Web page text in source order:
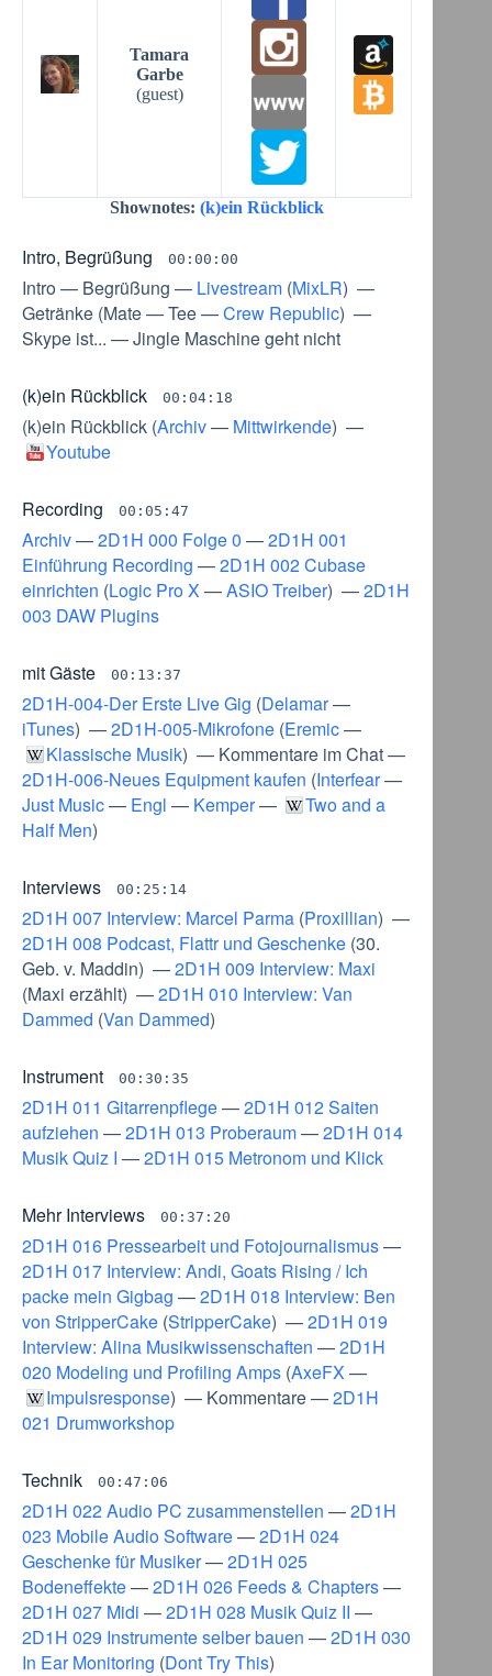
Tamara
Garbe
(guest)
Shownotes: (k)ein Rückblick
Intro, Begrüßung 00:00:00
Intro — Begrüßung — Livestream (MixLR) —
Getränke (Mate—Tee—Crew Republic) —
Skype ist... —Jingle Maschine geht nicht
(k)ein Rückblick 00:04:18
(k)ein Rückblick (Archiv— Mittwirkende) —
Youtube
Recording 00:05:47
Archiv—2D1H 000 Folge 0 —2D1H 001
Einführung Recording —2D1H 002 Cubase
einrichten (Logic Pro X —ASIO Treiber) —2D1H
003 DAW Plugins
mit Gäste 00:13:37
2D1H-004-Der Erste Live Gig (Delamar—
iTunes) —2D1H-005-Mikrofone (Eremic—
Klassische Musik) — Kommentare im Chat—
2D1H-006-Neues Equipment kaufen (Interfear—
Just Music— Engl — Kemper—
Two and a
Half Men)
Interviews 00:25:14
2D1H 007 Interview: Marcel Parma (Proxillian) —
2D1H 008 Podcast, Flattr und Geschenke (30.
Geb. v. Maddin) —2D1H 009 Interview: Maxi
(Maxi erzählt) —2D1H 010 Interview: Van
Dammed (Van Dammed)
Instrument 00:30:35
2D1H 011 Gitarrenpflege—2D1H 012 Saiten
aufziehen —2D1H 013 Proberaum—2D1H 014
Musik Quiz I —2D1H 015 Metronom und Klick
Mehr Interviews 00:37:20
2D1H 016 Pressearbeit und Fotojournalismus—
2D1H 017 Interview: Andi, Goats Rising / Ich
packe mein Gigbag —2D1H 018 Interview: Ben
von StripperCake (StripperCake) —2D1H 019
Interview: Alina Musikwissenschaften —2D1H
020 Modeling und Profiling Amps (AxeFX —
Impulsresponse) — Kommentare—2D1H
021 Drumworkshop
Technik 00:47:06
2D1H 022 Audio PC zusammenstellen —2D1H
023 Mobile Audio Software—2D1H 024
Geschenke für Musiker—2D1H 025
Bodeneffekte—2D1H 026 Feeds & Chapters—
2D1H 027 Midi —2D1H 028 Musik Quiz II —
2D1H 029 Instrumente selber bauen —2D1H 030
In Ear Monitoring (Dont Try This)